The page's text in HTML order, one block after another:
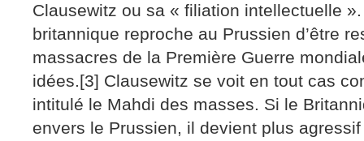
Clausewitz ou sa « filiation intellectuelle
britannique reproche au Prussien d’être
massacres de la Première Guerre
idées.[3] Clausewitz se voit en tout cas
intitulé le Mahdi des masses. Si le
envers le Prussien, il devient plus